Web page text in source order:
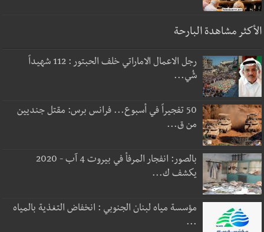
الأكثر مشاهدة البارحة
رجل الاعمال الاماراتي خلف الحبتور : 112 شهيداً
شُي...
50 تفجيراً في أسبوع... فرانس برس: مقتل جنديين
من ق...
بالصور: انفجار المرفأ في بيروت 4 آب - 2020
يكشف ك...
مؤسسة مياه لبنان الجنوبي : انخفاض التغذية بالمياه
...